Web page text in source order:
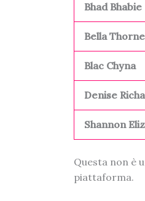
Bhad Bhabie
Bella Thorne
Blac Chyna
Denise
Shannon
Questa non è
piattaforma.